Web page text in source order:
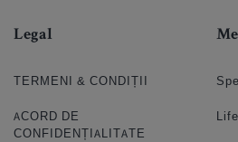
Legal
TERMENI & CONDIȚII
ACORD DE
CONFIDENȚIALITATE
Life